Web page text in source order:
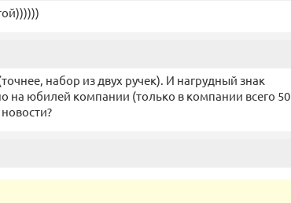
набор из двух ручек). И нагрудный знак
на юбилей компании (только в компании всего 50